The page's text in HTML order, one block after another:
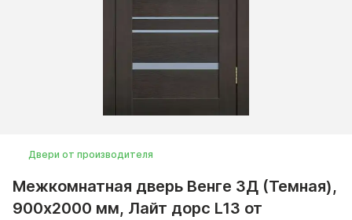
Двери от производителя
Межкомнатная дверь Венге 3Д (Темная),
900x2000 мм, Лайт дорс L13 от